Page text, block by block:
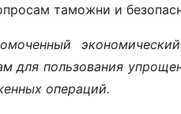
таможни и
для пользования
операций.